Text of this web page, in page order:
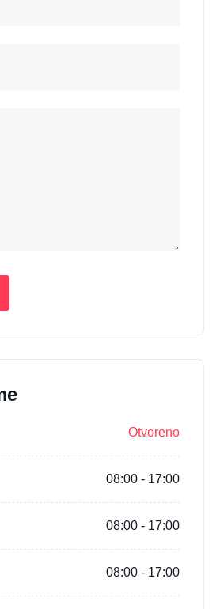
Otvoreno
08:00 - 17:00
08:00 - 17:00
08:00 - 17:00